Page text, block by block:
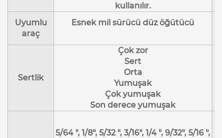
kullanılır.
Uyumlu
araç
Esnek mil sürücü düz öğütücü
Sertlik
Çok zor
Sert
Orta
Yumuşak
Çok yumuşak
Son derece yumuşak
5/64 ", 1/8", 5/32 ", 3/16", 1/4 ", 9/32", 5/16 ",